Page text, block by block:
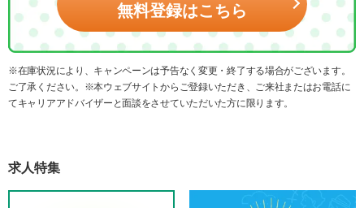
無料登録はこちら
※在庫状況により、キャンペーンは予告なく変更・終了する場合がございます。
ご了承ください。※本ウェブサイトからご登録いただき、ご来社またはお電話に
てキャリアアドバイザーと面談をさせていただいた方に限ります。
求人特集